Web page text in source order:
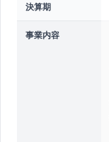
決算期
事業内容